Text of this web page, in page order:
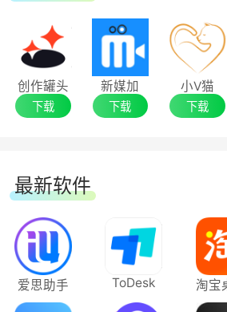
态。
更多平台攻城狮正在研发中
创作罐头
下载
新媒加
下载
小V猫
下载
最新软件
爱思助手 ToDesk